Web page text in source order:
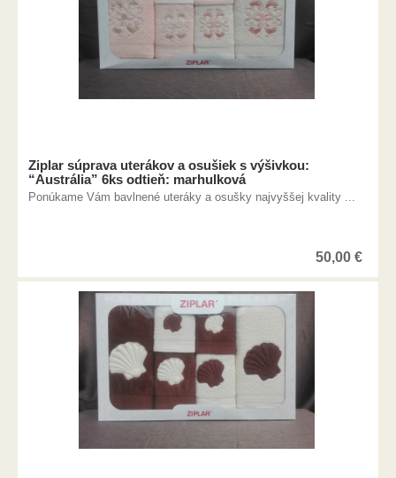
Ziplar súprava uterákov a osušiek s výšivkou:
“Austrália” 6ks odtieň: marhulková
Ponúkame Vám bavlnené uteráky a osušky najvyššej kvality ...
50,00 €